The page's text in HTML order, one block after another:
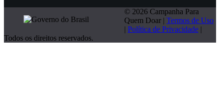
© 2026 Campanha Para
Quem Doar | Termos de Uso
| Política de Privacidade |
Todos os direitos reservados.